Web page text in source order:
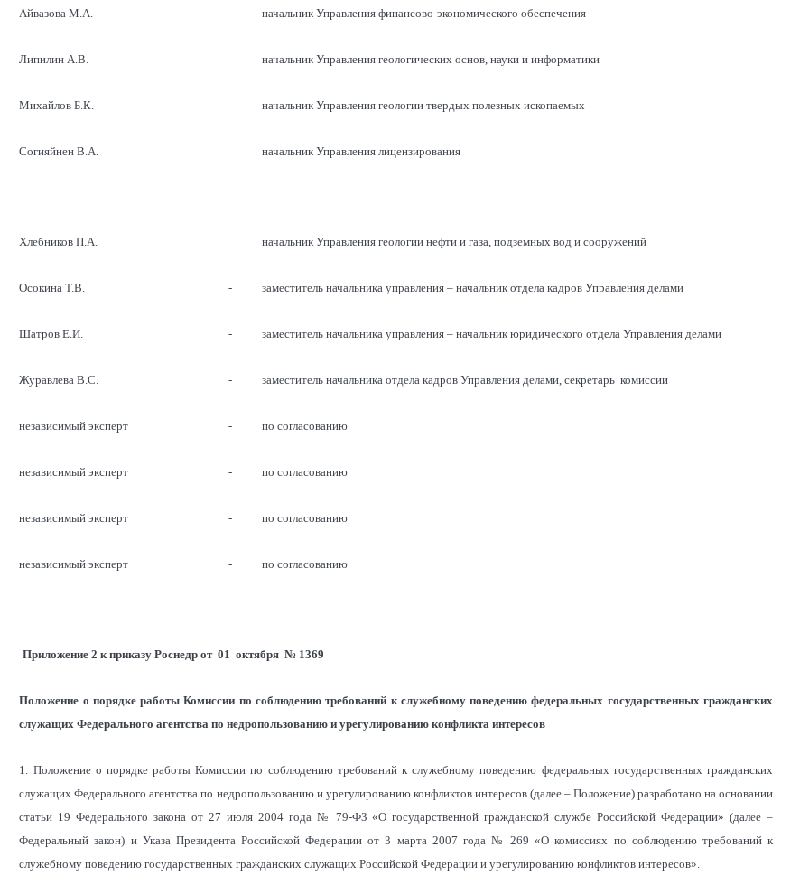
Айвазова М.А. начальник Управления финансово-экономического обеспечения
Липилин А.В. начальник Управления геологических основ, науки и информатики
Михайлов Б.К. начальник Управления геологии твердых полезных ископаемых
Согияйнен В.А. начальник Управления лицензирования
Хлебников П.А. начальник Управления геологии нефти и газа, подземных вод и сооружений
Осокина Т.В. - заместитель начальника управления – начальник отдела кадров Управления делами
Шатров Е.И. - заместитель начальника управления – начальник юридического отдела Управления делами
Журавлева В.С. - заместитель начальника отдела кадров Управления делами, секретарь комиссии
независимый эксперт - по согласованию
независимый эксперт - по согласованию
независимый эксперт - по согласованию
независимый эксперт - по согласованию
Приложение 2 к приказу Роснедр от 01 октября № 1369
Положение о порядке работы Комиссии по соблюдению требований к служебному поведению федеральных государственных гражданских
служащих Федерального агентства по недропользованию и урегулированию конфликта интересов
1. Положение о порядке работы Комиссии по соблюдению требований к служебному поведению федеральных государственных гражданских
служащих Федерального агентства по недропользованию и урегулированию конфликтов интересов (далее – Положение) разработано на основании
статьи 19 Федерального закона от 27 июля 2004 года № 79-ФЗ «О государственной гражданской службе Российской Федерации» (далее –
Федеральный закон) и Указа Президента Российской Федерации от 3 марта 2007 года № 269 «О комиссиях по соблюдению требований к
служебному поведению государственных гражданских служащих Российской Федерации и урегулированию конфликтов интересов».